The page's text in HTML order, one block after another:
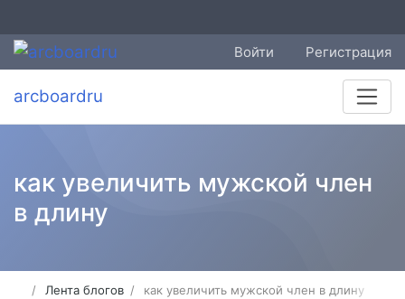
Войти Регистрация
arcboardru
как увеличить мужской член
в длину
Лента блогов как увеличить мужской член в длину